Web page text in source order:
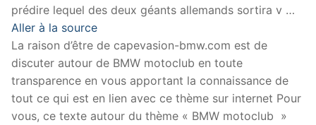
prédire lequel des deux géants allemands sortira v …
Aller à la source
La raison d’être de capevasion-bmw.com est de
discuter autour de BMW motoclub en toute
transparence en vous apportant la connaissance de
tout ce qui est en lien avec ce thème sur internet Pour
vous, ce texte autour du thème « BMW motoclub »